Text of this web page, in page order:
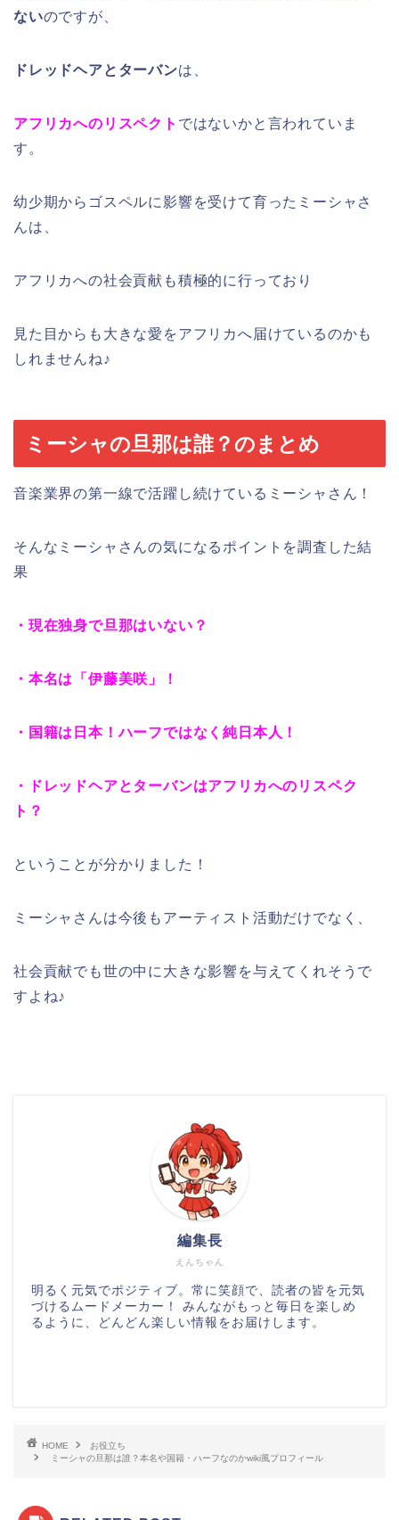
ないのですが、
ドレッドヘアとターバンは、
アフリカへのリスペクト ではないかと言われていま
す。
幼少期からゴスペルに影響を受けて育ったミーシャさ
んは、
アフリカへの社会貢献も積極的に行っており
見た目からも大きな愛をアフリカへ届けているのかも
しれませんね♪
ミーシャの旦那は誰？のまとめ
音楽業界の第一線で活躍し続けているミーシャさん！
そんなミーシャさんの気になるポイントを調査した結
果
・現在独身で旦那はいない？
・本名は「伊藤美咲」！
・国籍は日本！ハーフではなく純日本人！
・ドレッドヘアとターバンはアフリカへのリスペク
ト？
ということが分かりました！
ミーシャさんは今後もアーティスト活動だけでなく、
社会貢献でも世の中に大きな影響を与えてくれそうで
すよね♪
えんちゃん
編集長
明るく元気でポジティブ。常に笑顔で、読者の皆を元気
づけるムードメーカー！ みんながもっと毎日を楽しめ
るように、どんどん楽しい情報をお届けします。
HOME
お役立ち
ミーシャの旦那は誰？本名や国籍・ハーフなのかwiki風プロフィール